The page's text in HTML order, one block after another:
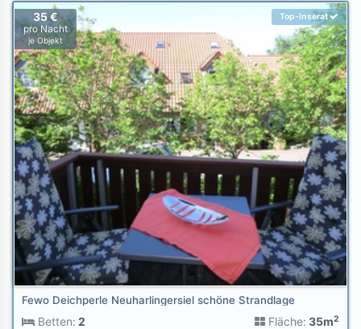
35 €
pro Nacht
je Objekt
Top-Inserat
Fewo Deichperle Neuharlingersiel schöne Strandlage
Betten: 2 Fläche: 35m2